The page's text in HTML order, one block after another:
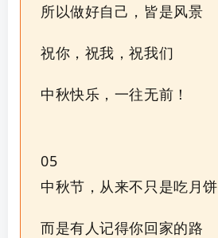
所以做好自己，皆是风景
祝你，祝我，祝我们
中秋快乐，一往无前！
05
中秋节，从来不只是吃月饼
而是有人记得你回家的路